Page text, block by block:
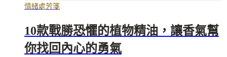
情緒處芳箋
10款戰勝恐懼的植物精油，讓香氣幫
你找回內心的勇氣